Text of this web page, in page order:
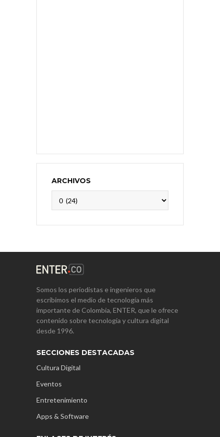
ARCHIVOS
Somos los periodistas e ingenieros que
escribimos el medio de tecnología más
importante de Colombia, ENTER, que le ofrece
contenido sobre tecnología y cultura digital
desde 1996.
SECCIONES DESTACADAS
Cultura Digital
Eventos
Entretenimiento
Apps & Software